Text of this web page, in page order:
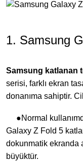
1. Samsung
Samsung katlanan
serisi, farklı ekran
donanıma sahiptir.
●Normal
Galaxy Z Fold 5
dokunmatik ekranda
büyüktür.